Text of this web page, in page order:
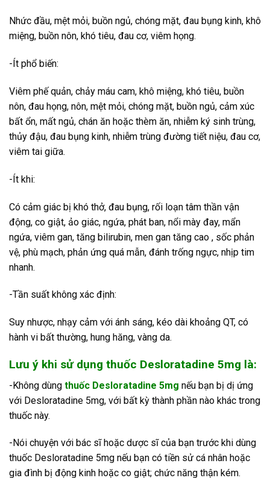
Nhức đầu, mệt mỏi, buồn ngủ, chóng mặt, đau bụng kinh, khô
miệng, buồn nôn, khó tiêu, đau cơ, viêm họng.
-Ít phổ biến:
Viêm phế quản, chảy máu cam, khô miệng, khó tiêu, buồn
nôn, đau họng, nôn, mệt mỏi, chóng mặt, buồn ngủ, cảm xúc
bất ổn, mất ngủ, chán ăn hoặc thèm ăn, nhiễm ký sinh trùng,
thủy đậu, đau bụng kinh, nhiễm trùng đường tiết niệu, đau cơ,
viêm tai giữa.
-Ít khi:
Có cảm giác bị khó thở, đau bụng, rối loạn tâm thần vận
động, co giật, ảo giác, ngứa, phát ban, nổi mày đay, mẩn
ngứa, viêm gan, tăng bilirubin, men gan tăng cao , sốc phản
vệ, phù mạch, phản ứng quá mẫn, đánh trống ngực, nhịp tim
nhanh.
-Tần suất không xác định:
Suy nhược, nhạy cảm với ánh sáng, kéo dài khoảng QT, có
hành vi bất thường, hung hăng, vàng da.
Lưu ý khi sử dụng thuốc Desloratadine 5mg là:
-Không dùng thuốc Desloratadine 5mg nếu bạn bị dị ứng
với Desloratadine 5mg, với bất kỳ thành phần nào khác trong
thuốc này.
-Nói chuyện với bác sĩ hoặc dược sĩ của bạn trước khi dùng
thuốc Desloratadine 5mg nếu bạn có tiền sử cá nhân hoặc
gia đình bị động kinh hoặc co giật; chức năng thận kém.